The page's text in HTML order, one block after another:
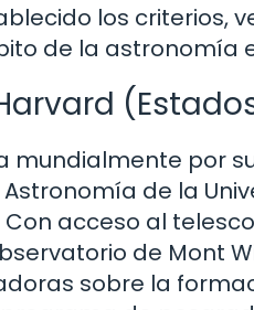
los criterios,
de la astronomía
mundialmente por
de la
acceso al
de Mont
sobre la